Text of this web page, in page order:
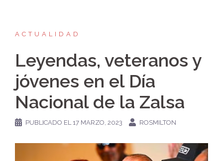
ACTUALIDAD
Leyendas, veteranos y
jóvenes en el Día
Nacional de la Zalsa
PUBLICADO EL 17 MARZO, 2023 ROSMILTON